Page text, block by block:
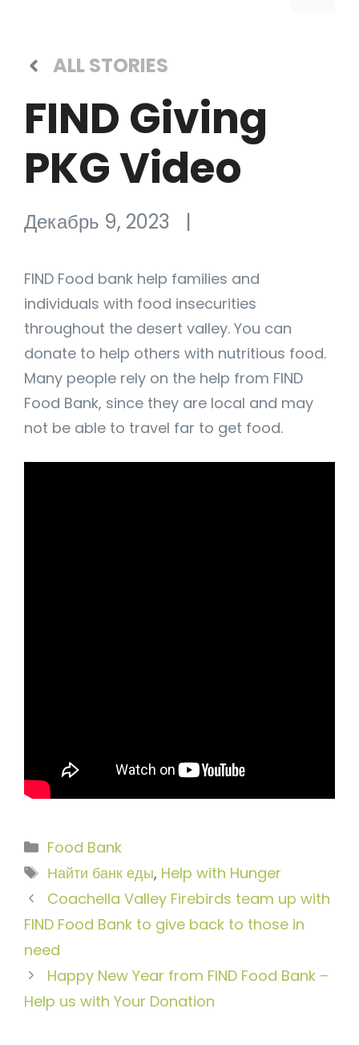
ALL STORIES
FIND Giving
PKG Video
Декабрь 9, 2023 |
FIND Food bank help families and
individuals with food insecurities
throughout the desert valley. You can
donate to help others with nutritious food.
Many people rely on the help from FIND
Food Bank, since they are local and may
not be able to travel far to get food.
Рубрики
Food Bank
Метки
Найти банк еды, Help with Hunger
Coachella Valley Firebirds team up with
FIND Food Bank to give back to those in
need
Happy New Year from FIND Food Bank –
Help us with Your Donation